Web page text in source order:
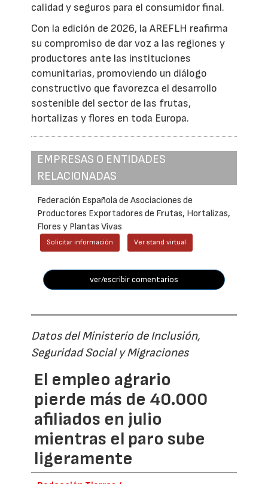
calidad y seguros para el consumidor final.
Con la edición de 2026, la AREFLH reafirma
su compromiso de dar voz a las regiones y
productores ante las instituciones
comunitarias, promoviendo un diálogo
constructivo que favorezca el desarrollo
sostenible del sector de las frutas,
hortalizas y flores en toda Europa.
EMPRESAS O ENTIDADES
RELACIONADAS
Federación Española de Asociaciones de
Productores Exportadores de Frutas, Hortalizas,
Flores y Plantas Vivas
Solicitar información Ver stand virtual
ver/escribir comentarios
Datos del Ministerio de Inclusión,
Seguridad Social y Migraciones
El empleo agrario
pierde más de 40.000
afiliados en julio
mientras el paro sube
ligeramente